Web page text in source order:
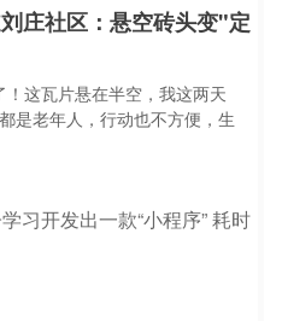
庄社区：悬空砖头变"定
这瓦片悬在半空，我这两天
是老年人，行动也不方便，生